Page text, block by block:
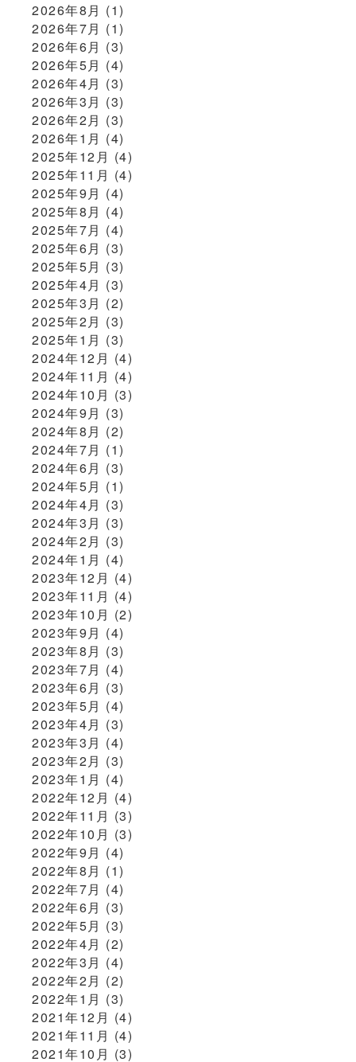
2026年8月 (1)
2026年7月 (1)
2026年6月 (3)
2026年5月 (4)
2026年4月 (3)
2026年3月 (3)
2026年2月 (3)
2026年1月 (4)
2025年12月 (4)
2025年11月 (4)
2025年9月 (4)
2025年8月 (4)
2025年7月 (4)
2025年6月 (3)
2025年5月 (3)
2025年4月 (3)
2025年3月 (2)
2025年2月 (3)
2025年1月 (3)
2024年12月 (4)
2024年11月 (4)
2024年10月 (3)
2024年9月 (3)
2024年8月 (2)
2024年7月 (1)
2024年6月 (3)
2024年5月 (1)
2024年4月 (3)
2024年3月 (3)
2024年2月 (3)
2024年1月 (4)
2023年12月 (4)
2023年11月 (4)
2023年10月 (2)
2023年9月 (4)
2023年8月 (3)
2023年7月 (4)
2023年6月 (3)
2023年5月 (4)
2023年4月 (3)
2023年3月 (4)
2023年2月 (3)
2023年1月 (4)
2022年12月 (4)
2022年11月 (3)
2022年10月 (3)
2022年9月 (4)
2022年8月 (1)
2022年7月 (4)
2022年6月 (3)
2022年5月 (3)
2022年4月 (2)
2022年3月 (4)
2022年2月 (2)
2022年1月 (3)
2021年12月 (4)
2021年11月 (4)
2021年10月 (3)